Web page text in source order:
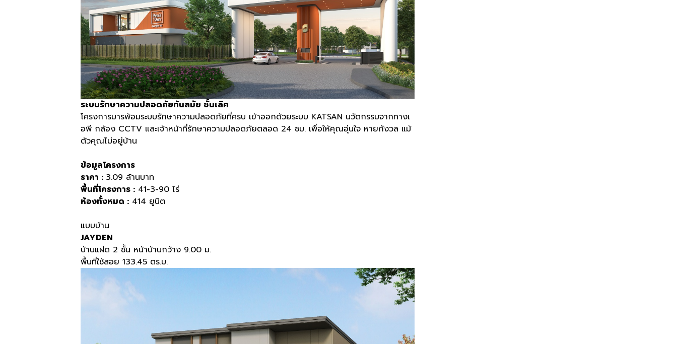
ระบบรักษาความปลอดภัยทันสมัย ชั้นเลิศ
โครงการมารพ้อมระบบรักษาความปลอดภัยที่ครบ เข้าออกด้วยระบบ KATSAN นวัตกรรมจากทางเ
อพี กล้อง CCTV และเจ้าหน้าที่รักษาความปลอดภัยตลอด 24 ชม. เพื่อให้คุณอุ่นใจ หายกังวล แม้
ตัวคุณไม่อยู่บ้าน
ข้อมูลโครงการ
ราคา : 3.09 ล้านบาท
พื้นที่โครงการ : 41-3-90 ไร่
ห้องทั้งหมด : 414 ยูนิต
แบบบ้าน
JAYDEN
บ้านแฝด 2 ชั้น หน้าบ้านกว้าง 9.00 ม.
พื้นที่ใช้สอย 133.45 ตร.ม.